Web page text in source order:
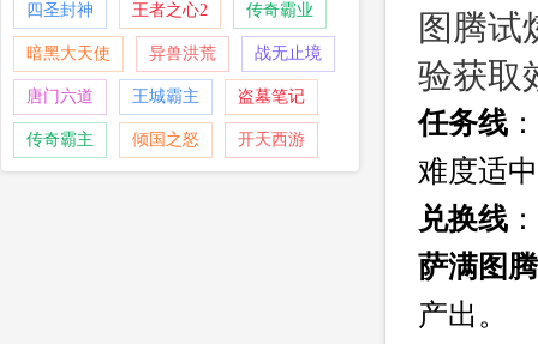
四圣封神 王者之心2 传奇霸业
暗黑大天使 异兽洪荒 战无止境
唐门六道 王城霸主 盗墓笔记
传奇霸主 倾国之怒 开天西游
图腾试
验获取
任务线
难度适
兑换线
萨满图
产出。